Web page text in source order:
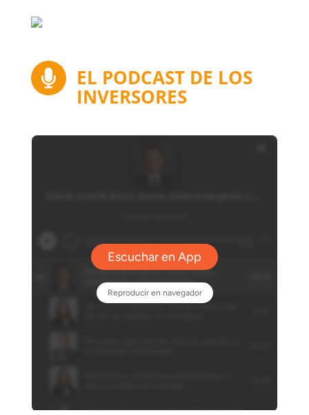
 EL PODCAST DE LOS
INVERSORES